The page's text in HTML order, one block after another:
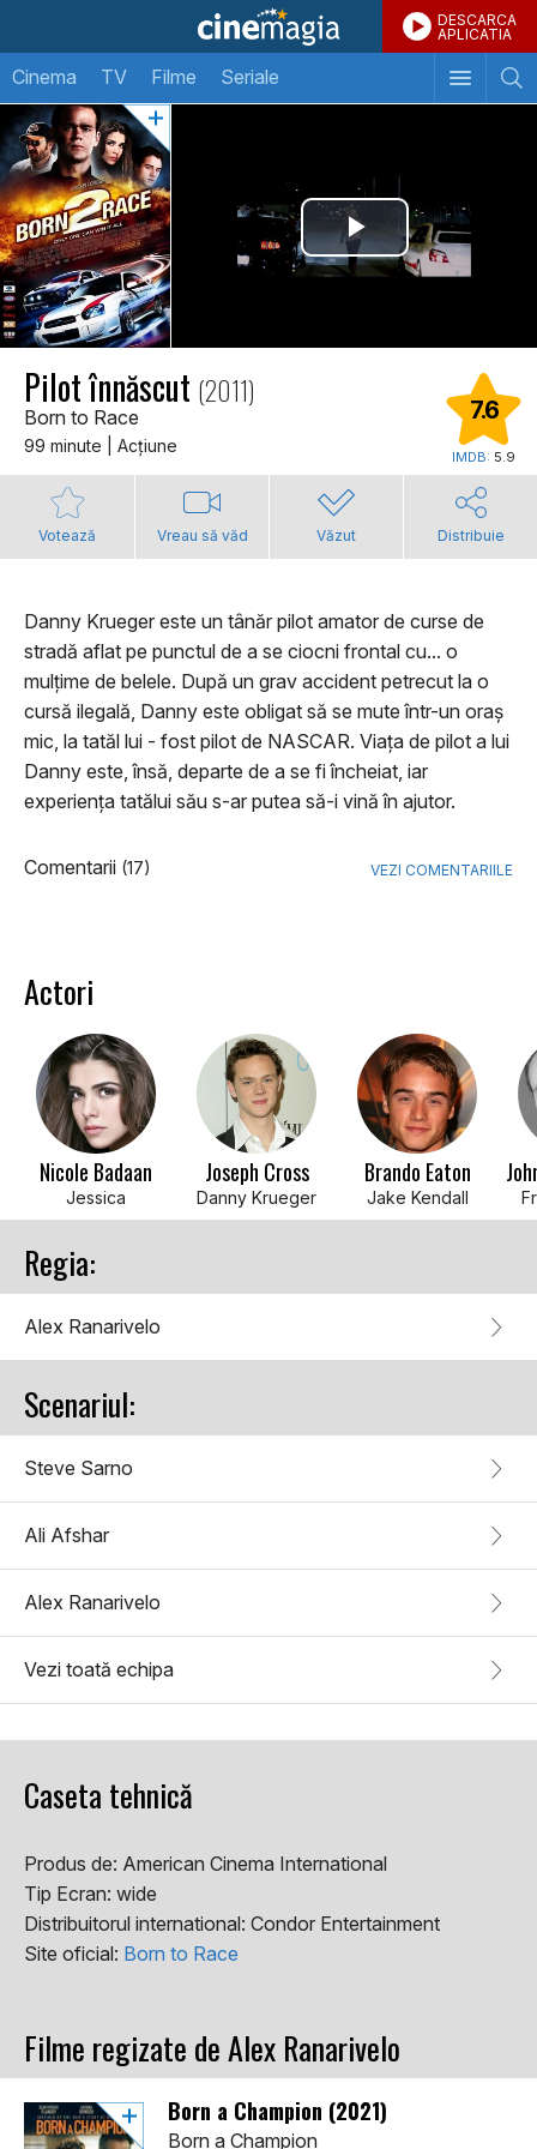
DESCARCA
APLICATIA
Cinema TV Filme Seriale
Pilot înnăscut (2011)
Born to Race
99 minute | Acţiune
7.6
IMDB: 5.9
Votează Vreau să văd Văzut Distribuie
Danny Krueger este un tânăr pilot amator de curse de
stradă aflat pe punctul de a se ciocni frontal cu... o
mulțime de belele. După un grav accident petrecut la o
cursă ilegală, Danny este obligat să se mute într-un oraș
mic, la tatăl lui - fost pilot de NASCAR. Viața de pilot a lui
Danny este, însă, departe de a se fi încheiat, iar
experiența tatălui său s-ar putea să-i vină în ajutor.
Comentarii (17) VEZI COMENTARIILE
Actori
Nicole Badaan
Jessica
Joseph Cross
Danny Krueger
Brando Eaton
Jake Kendall
Regia:
Alex Ranarivelo
Scenariul:
Steve Sarno
Ali Afshar
Alex Ranarivelo
Vezi toată echipa
Caseta tehnică
Produs de: American Cinema International
Tip Ecran: wide
Distribuitorul international: Condor Entertainment
Site oficial: Born to Race
Filme regizate de Alex Ranarivelo
Born a Champion (2021)
Born a Champion